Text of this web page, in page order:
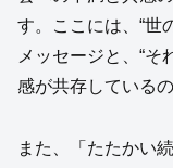
す。ここには、“世
メッセージと、“そ
感が共存しているの
また、「たたかい